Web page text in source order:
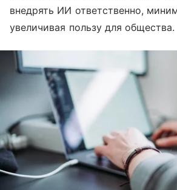
внедрять ИИ ответственно,
увеличивая пользу для общества.